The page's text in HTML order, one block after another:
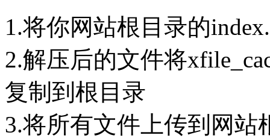
1.将你网站根目录的
2.解压后的文件将
复制到根目录
3.将所有文件上传到网站